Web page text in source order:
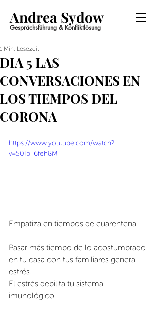
Andrea Sydow
Gesprächsführung & Konfliktlösung
DIA 5 LAS
CONVERSACIONES EN
LOS TIEMPOS DEL
CORONA
1 Min. Lesezeit
https://www.youtube.com/watch?
v=50Ib_6feh8M
Empatiza en tiempos de cuarentena
Pasar más tiempo de lo acostumbrado
en tu casa con tus familiares genera
estrés.
El estrés debilita tu sistema
imunológico.